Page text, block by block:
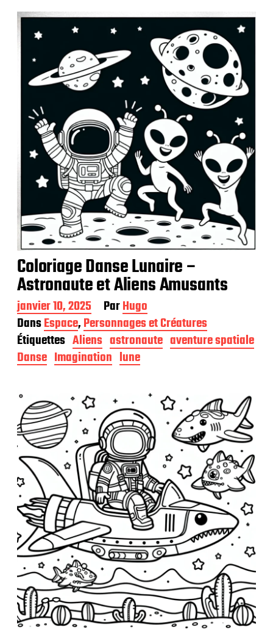
u
b
l
Coloriage Danse Lunaire –
Astronaute et Aliens Amusants
D
a
t
e
d
e
u
b
i
c
a
t
i
o
n
janvier 10, 2025 ParHugo
DansEspace,Personnages et Créatures
Étiquettes Aliens astronaute aventure spatiale
Danse Imagination lune